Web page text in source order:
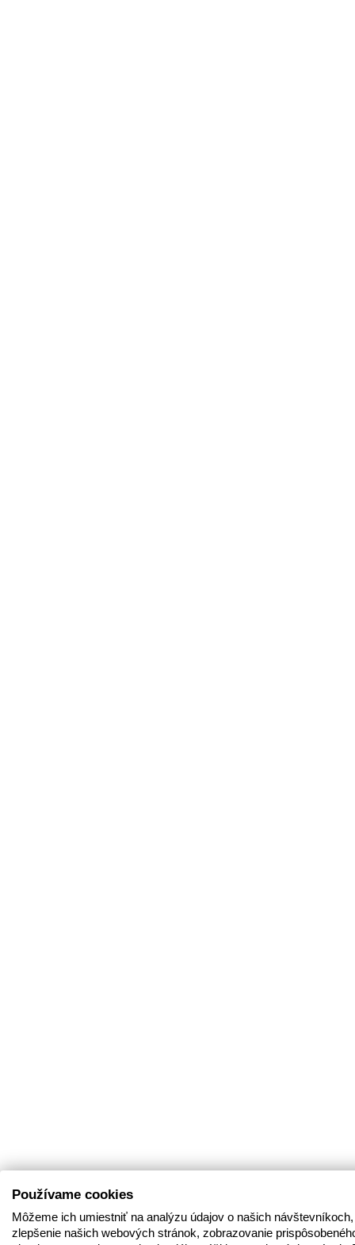
Používame cookies
Môžeme ich umiestniť na analýzu údajov o našich
zlepšenie našich webových stránok, zobrazovanie